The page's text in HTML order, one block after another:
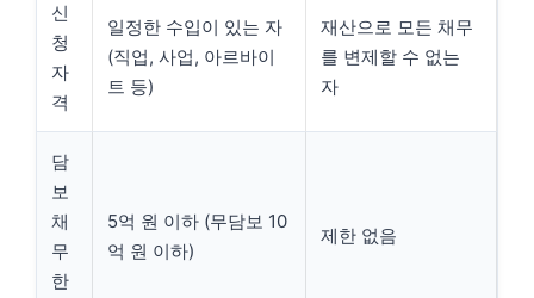
신
청
자
격
일정한 수입이 있는 자
(직업, 사업, 아르바이
트 등)
재산으로 모든 채무
를 변제할 수 없는
자
담
보
채
무
한
5억 원 이하 (무담보 10
억 원 이하)
제한 없음